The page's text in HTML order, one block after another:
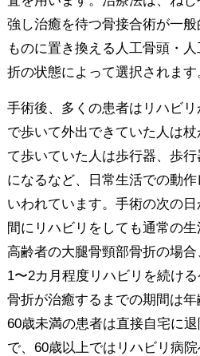
強し治癒を待つ骨接合術が一
ものに置き換える人工骨頭・
折の状態によって選択されます
手術後、多くの患者はリハビ
で歩いて外出できていた人は
て歩いていた人は歩行器、歩
になるなど、日常生活での動
いわれています。手術の次の
間にリハビリをしても通常の生
高齢者の大腿骨頸部骨折の場
1〜2カ月程度リハビリを続ける
骨折が治癒するまでの期間は年
60歳未満の患者は直接自宅に
で、60歳以上ではリハビリ病